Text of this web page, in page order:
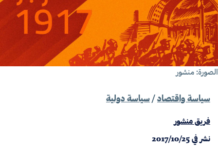
منشور
سياسة واقتصاد/ سياسة دولية
فريق منشور
نشر في2017/10/25